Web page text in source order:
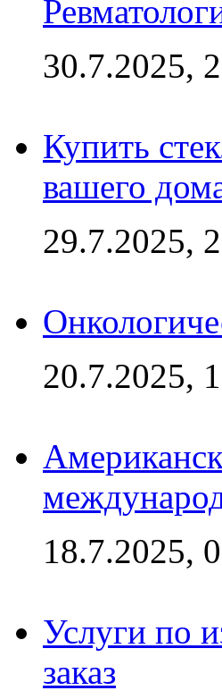
30.7.2025,
Купить
вашего
29.7.2025,
20.7.2025,
18.7.2025,
Услуги по
заказ